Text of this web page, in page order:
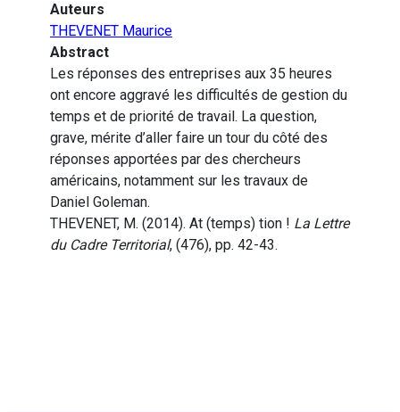
Auteurs
THEVENET Maurice
Abstract
Les réponses des entreprises aux 35 heures
ont encore aggravé les difficultés de gestion du
temps et de priorité de travail. La question,
grave, mérite d’aller faire un tour du côté des
réponses apportées par des chercheurs
américains, notamment sur les travaux de
Daniel Goleman.
THEVENET, M. (2014). At (temps) tion ! La Lettre
du Cadre Territorial, (476), pp. 42-43.